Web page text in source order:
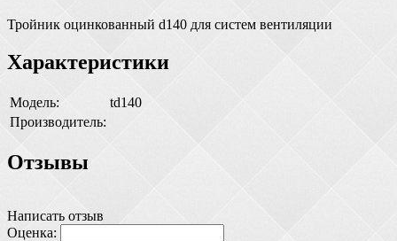
Тройник оцинкованный d140 для систем вентиляции
Характеристики
Модель:
td140
Производитель:
Отзывы
Написать отзыв
Оценка: